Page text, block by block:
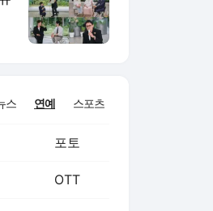
스 연예 스포츠
포토
OTT